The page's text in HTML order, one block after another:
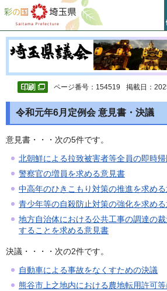
彩の国 埼玉県
ページ番号：154519 掲載日：
令和元年6月定例会 意見書・決議
意見書・・・次の5件です。
北朝鮮による拉致被害者等全員の即時
警察官の増員を求める意見書
中高年のひきこもり対策の推進を求め
青少年等の自殺防止対策の強化を求め
地方自治体における公共工事の調達の
することを求める意見書
決議・・・・次の2件です。
自動車による事故をなくすための決議
熊谷市上之地内における農地転用許可